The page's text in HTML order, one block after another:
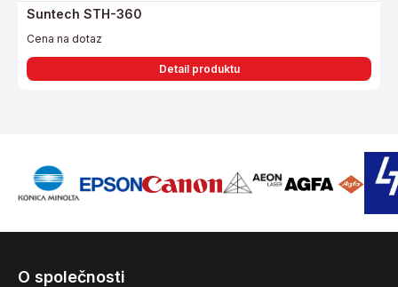
Suntech STH-360
Cena na dotaz
Detail produktu
O společnosti